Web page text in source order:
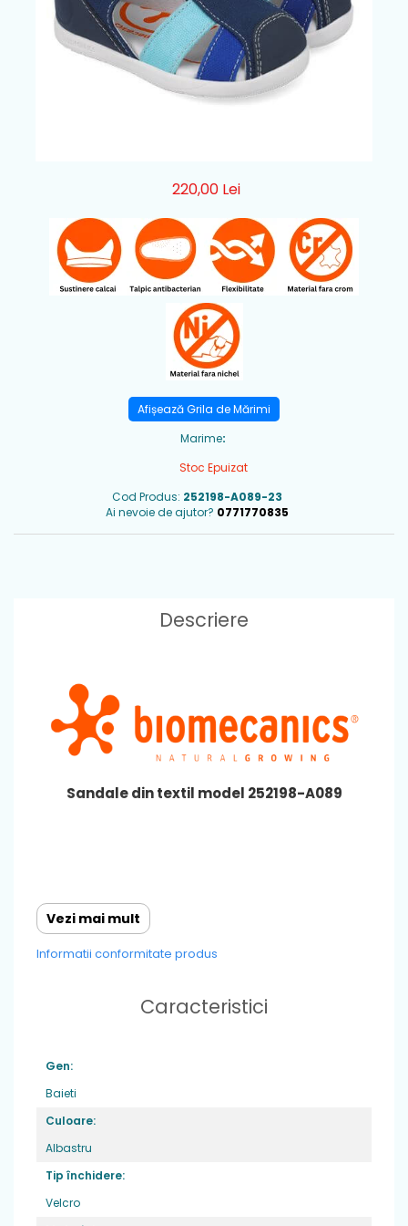
220,00 Lei
Afișează Grila de Mărimi
Marime:
Stoc Epuizat
Cod Produs: 252198-A089-23
Ai nevoie de ajutor? 0771770835
Descriere
Sandale din textil model 252198-A089
Caracteristici
imbunatatire,incaltamintea de inalta
calitate, ne asigura ca cei mici dezvolta un
Vezi mai mult
Informatii conformitate produs
Caracteristici
Gen:
Baieti
Culoare:
Albastru
Tip închidere:
Velcro